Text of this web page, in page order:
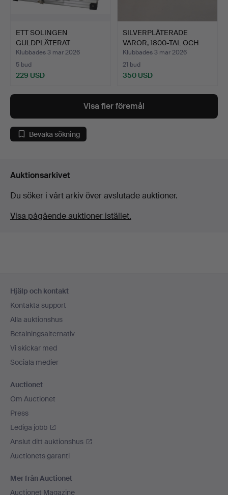
ETT SOLINGEN
GULDPLÄTERAT
BESTICKSET.
Klubbades 3 mar 2026
5 bud
229 USD
SILVERPLÄTERADE
VAROR, 1800-TAL OCH
SENARE…
Klubbades 3 mar 2026
21 bud
350 USD
Visa fler föremål
Bevaka sökning
Auktionsarkivet
Du söker i vårt arkiv över avslutade auktioner.
Visa pågående auktioner istället.
Hjälp och kontakt
Kontakta support
Alla auktionshus
Betalningsalternativ
Vi skickar med
Sociala medier
Auctionet
Om Auctionet
Press
Lediga jobb
Anslut ditt auktionshus
Auctionets garanti
Mer från Auctionet
Auctionet Magazine